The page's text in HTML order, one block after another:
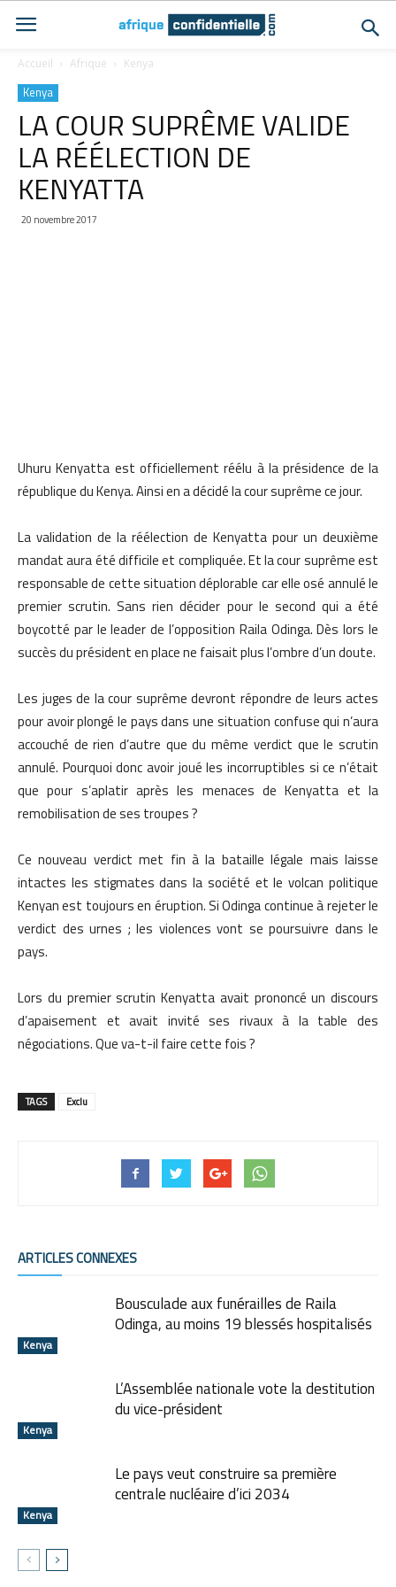
Accueil Afrique Kenya
Kenya
LA COUR SUPRÊME VALIDE
LA RÉÉLECTION DE
KENYATTA
20 novembre 2017
Uhuru Kenyatta est officiellement réélu à la présidence de la
république du Kenya. Ainsi en a décidé la cour suprême ce jour.
La validation de la réélection de Kenyatta pour un deuxième
mandat aura été difficile et compliquée. Et la cour suprême est
responsable de cette situation déplorable car elle osé annulé le
premier scrutin. Sans rien décider pour le second qui a été
boycotté par le leader de l’opposition Raila Odinga. Dès lors le
succès du président en place ne faisait plus l’ombre d’un doute.
Les juges de la cour suprême devront répondre de leurs actes
pour avoir plongé le pays dans une situation confuse qui n’aura
accouché de rien d’autre que du même verdict que le scrutin
annulé. Pourquoi donc avoir joué les incorruptibles si ce n’était
que pour s’aplatir après les menaces de Kenyatta et la
remobilisation de ses troupes ?
Ce nouveau verdict met fin à la bataille légale mais laisse
intactes les stigmates dans la société et le volcan politique
Kenyan est toujours en éruption. Si Odinga continue à rejeter le
verdict des urnes ; les violences vont se poursuivre dans le
pays.
Lors du premier scrutin Kenyatta avait prononcé un discours
d’apaisement et avait invité ses rivaux à la table des
négociations. Que va-t-il faire cette fois ?
TAGS Exclu
ARTICLES CONNEXES
Kenya
Bousculade aux funérailles de Raila
Odinga, au moins 19 blessés hospitalisés
Kenya
L’Assemblée nationale vote la destitution
du vice-président
Kenya
Le pays veut construire sa première
centrale nucléaire d’ici 2034